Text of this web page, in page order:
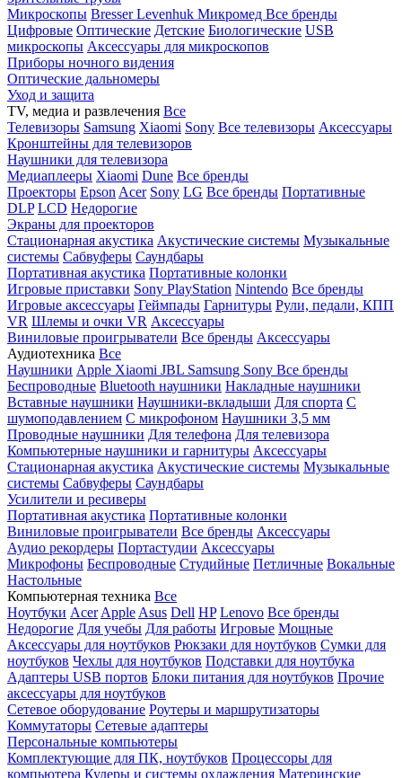
Микроскопы BresserLevenhuk Микромед Все бренды
Цифровые Оптические Детские Биологические USB
микроскопы Аксессуары для микроскопов
Приборы ночного видения
Оптические дальномеры
Уход и защита
TV, медиа и развлечения Все
Телевизоры Samsung Xiaomi Sony Все телевизоры Аксессуары
Кронштейны для телевизоров
Наушники для телевизора
Медиаплееры Xiaomi Dune Все бренды
Проекторы Epson Acer Sony LG Все бренды Портативные
DLP LCD Недорогие
Экраны для проекторов
Стационарная акустика Акустические системы Музыкальные
системы Сабвуферы Саундбары
Портативная акустика Портативные колонки
Игровые приставки Sony PlayStation Nintendo Все бренды
Игровые аксессуары Геймпады Гарнитуры Рули, педали, КПП
VR Шлемы и очки VR Аксессуары
Виниловые проигрыватели Все бренды Аксессуары
Аудиотехника Все
Наушники Apple Xiaomi JBL Samsung Sony Все бренды
Беспроводные Bluetooth наушники Накладные наушники
Вставные наушники Наушники-вкладыши Для спорта С
шумоподавлением С микрофоном Наушники 3,5 мм
Проводные наушники Для телефона Для телевизора
Компьютерные наушники и гарнитуры Аксессуары
Стационарная акустика Акустические системы Музыкальные
системы Сабвуферы Саундбары
Усилители и ресиверы
Портативная акустика Портативные колонки
Виниловые проигрыватели Все бренды Аксессуары
Аудио рекордеры Портастудии Аксессуары
Микрофоны Беспроводные Студийные Петличные Вокальные
Настольные
Компьютерная техника Все
Ноутбуки Acer Apple Asus Dell HP Lenovo Все бренды
Недорогие Для учебы Для работы Игровые Мощные
Аксессуары для ноутбуков Рюкзаки для ноутбуков Сумки для
ноутбуков Чехлы для ноутбуков Подставки для ноутбука
Адаптеры USB портов Блоки питания для ноутбуков Прочие
аксессуары для ноутбуков
Сетевое оборудование Роутеры и маршрутизаторы
Коммутаторы Сетевые адаптеры
Персональные компьютеры
Комплектующие для ПК, ноутбуков Процессоры для
компьютера Кулеры и системы охлаждения Материнские